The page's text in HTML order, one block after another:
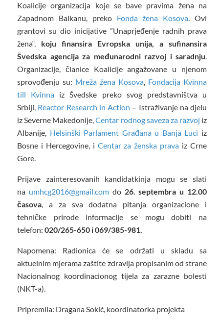
Koalicije organizacija koje se bave pravima žena na
Zapadnom Balkanu, preko Fonda žena Kosova. Ovi
grantovi su dio inicijative ”Unaprjeđenje radnih prava
žena“, koju finansira Evropska unija, a sufinansira
Švedska agencija za međunarodni razvoj i saradnju.
Organizacije, članice Koalicije angažovane u njenom
sprovođenju su: Mreža žena Kosova, Fondacija Kvinna
till Kvinna iz Švedske preko svog predstavništva u
Srbiji, Reactor Research in Action – Istraživanje na djelu
iz Severne Makedonije,Centar rodnog saveza za razvoj iz
Albanije, Helsinški Parlament Građana u Banja Luci iz
Bosne i Hercegovine, i Centar za ženska prava iz Crne
Gore.
Prijave zainteresovanih kandidatkinja mogu se slati
na umhcg2016@gmail.comdo 26. septembra u 12.00
časova, a za sva dodatna pitanja organizacione i
tehničke prirode informacije se mogu dobiti na
telefon: 020/265-650 i 069/385-981.
Napomena: Radionica će se održati u skladu sa
aktuelnim mjerama zaštite zdravlja propisanim od strane
Nacionalnog koordinacionog tijela za zarazne bolesti
(NKT-a).
Pripremila: Dragana Sokić, koordinatorka projekta